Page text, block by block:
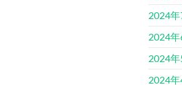
2024年
2024年
2024年
2024年